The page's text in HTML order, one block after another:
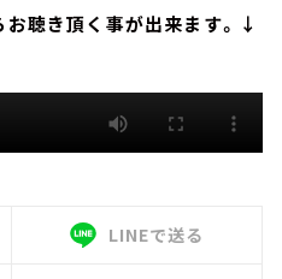
聴き頂く事が出来ます。↓
LINEで送る